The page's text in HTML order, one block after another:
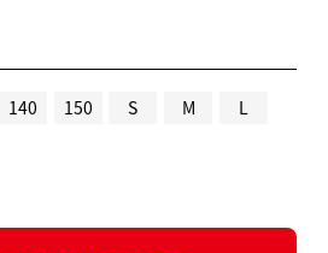
140 150 S M
L